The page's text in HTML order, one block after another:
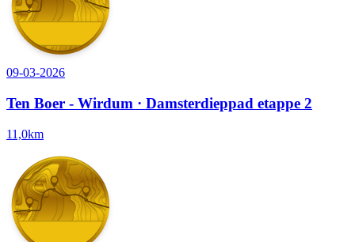
09-03-2026
Ten Boer - Wirdum · Damsterdieppad etappe 2
11,0km